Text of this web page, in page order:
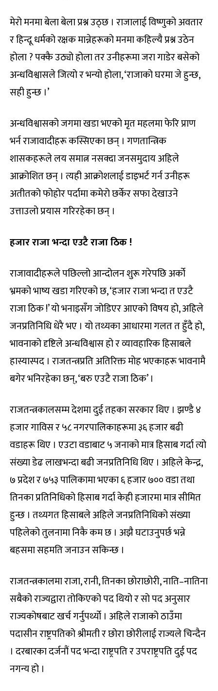
मेरो मनमा बेला बेला प्रश्न उठ्छ । राजालाई विष्णुको अवतार
र हिन्दू धर्मको रक्षक मान्नेहरूको मनमा कहिल्यै प्रश्न उठेन
होला ? पक्कै उठ्यो होला तर उनीहरूमा जरा गाडेर बसेको
अन्धविश्वासले जित्यो र भन्यो होला, ‘राजाको घरमा जे हुन्छ,
सही हुन्छ ।’
अन्धविश्वासको जगमा खडा भएको मृत महलमा फेरि प्राण
भर्न राजावादीहरू कस्सिएका छन् । गणतान्त्रिक
शासकहरूले लय समात्न नसक्दा जनसमुदाय अहिले
आक्रोशित छन् । त्यही आक्रोशलाई डाइभर्ट गर्न उनीहरू
अतीतको फोहोर पर्दामा कमेरो छर्केर सफा देखाउने
उत्ताउलो प्रयास गरिरहेका छन् ।
हजार राजा भन्दा एउटै राजा ठिक !
राजावादीहरूले पछिल्लो आन्दोलन शुरू गरेपछि अर्को
भ्रमको भाष्य खडा गरिएको छ, ‘हजार राजा भन्दा त एउटै
राजा ठिक !’ यो भनाइसँग जोडिएर आएको विषय हो, अहिले
जनप्रतिनिधि धेरै भए । यो तथ्यका आधारमा गलत त हुँदै हो,
भावनाको दृष्टिले अन्धविश्वास हो र व्यावहारिक हिसाबले
हास्यास्पद । राजतन्त्रप्रति अतिरिक्त मोह भएकाहरू भावनामै
बगेर भनिरहेका छन्, ‘बरु एउटै राजा ठिक’ ।
राजतन्त्रकालसम्म देशमा दुई तहका सरकार थिए । झण्डै ४
हजार गाविस र ५८ नगरपालिकाहरूमा ३६ हजार बढी
वडाहरू थिए । एउटा वडाबाट ५ जनाको मात्र हिसाब गर्दा त्यो
संख्या डेढ लाखभन्दा बढी जनप्रतिनिधि थिए । अहिले केन्द्र,
७ प्रदेश र ७५३ पालिकामा भएका ६ हजार ७०० वडा तथा
तिनका प्रतिनिधिको हिसाब गर्दा केही हजारमा मात्र सीमित
हुन्छ । तथ्यगत हिसाबले अहिले जनप्रतिनिधिको संख्या
पहिलेको तुलनामा निकै कम छ । अझै घटाउनुपर्छ भन्ने
बहसमा सहमति जनाउन सकिन्छ ।
राजतन्त्रकालमा राजा, रानी, तिनका छोराछोरी, नाति–नातिना
सबैको राज्यद्वारा तोकिएको पद थियो र सो पद अनुसार
राज्यकोषबाट खर्च गर्नुपर्थ्यो । अहिले राजाको ठाउँमा
पदासीन राष्ट्रपतिको श्रीमती र छोरा छोरीलाई राज्यले चिन्दैन
। दरबारका दर्जनौं पद भन्दा राष्ट्रपति र उपराष्ट्रपति दुई पद
नगन्य हो ।